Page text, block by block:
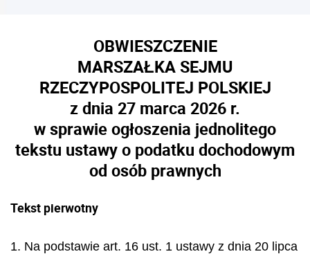
OBWIESZCZENIE
MARSZAŁKA SEJMU
RZECZYPOSPOLITEJ POLSKIEJ
z dnia 27 marca 2026 r.
w sprawie ogłoszenia jednolitego
tekstu ustawy o podatku dochodowym
od osób prawnych
Tekst pierwotny
1. Na podstawie art. 16 ust. 1 ustawy z dnia 20 lipca